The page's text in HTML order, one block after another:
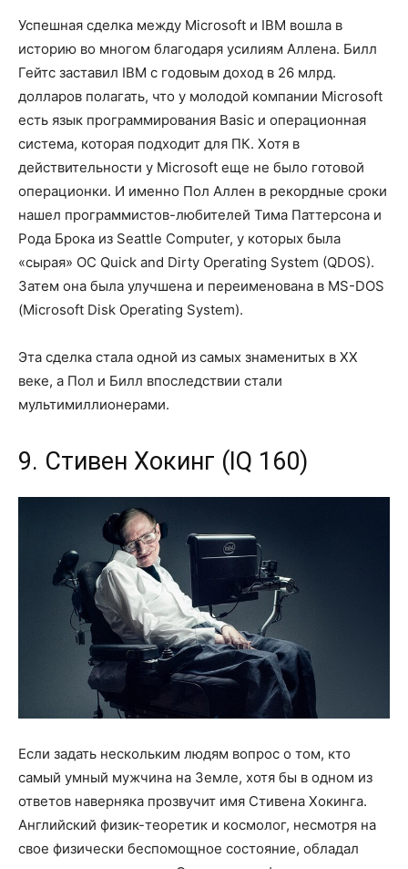
Успешная сделка между Microsoft и IBM вошла в
историю во многом благодаря усилиям Аллена. Билл
Гейтс заставил IBM с годовым доход в 26 млрд.
долларов полагать, что у молодой компании Microsoft
есть язык программирования Basic и операционная
система, которая подходит для ПК. Хотя в
действительности у Microsoft еще не было готовой
операционки. И именно Пол Аллен в рекордные сроки
нашел программистов-любителей Тима Паттерсона и
Рода Брока из Seattle Computer, у которых была
«сырая» ОС Quick and Dirty Operating System (QDOS).
Затем она была улучшена и переименована в MS-DOS
(Microsoft Disk Operating System).
Эта сделка стала одной из самых знаменитых в XX
веке, а Пол и Билл впоследствии стали
мультимиллионерами.
9. Стивен Хокинг (IQ 160)
Если задать нескольким людям вопрос о том, кто
самый умный мужчина на Земле, хотя бы в одном из
ответов наверняка прозвучит имя Стивена Хокинга.
Английский физик-теоретик и космолог, несмотря на
свое физически беспомощное состояние, обладал